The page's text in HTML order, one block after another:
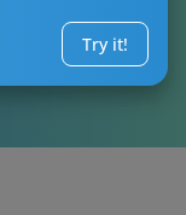
Try it!